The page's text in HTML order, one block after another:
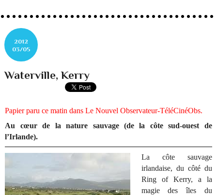
2012
03/05
Waterville, Kerry
Papier paru ce matin dans Le Nouvel Observateur-TéléCinéObs.
Au cœur de la nature sauvage (de la côte sud-ouest de
l’Irlande).
La côte sauvage
irlandaise, du côté du
Ring of Kerry, a la
magie des îles du